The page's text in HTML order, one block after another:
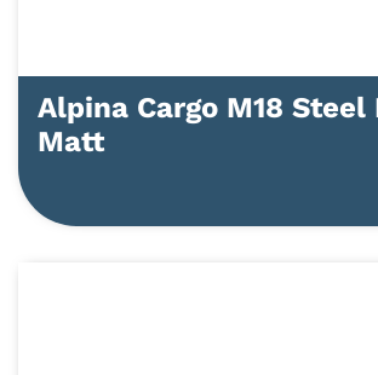
Alpina Cargo M18 Steel
Matt